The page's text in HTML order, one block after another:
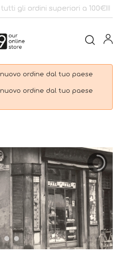
gli ordini superiori a 100€!!!
ordine dal tuo paese
ordine dal tuo paese